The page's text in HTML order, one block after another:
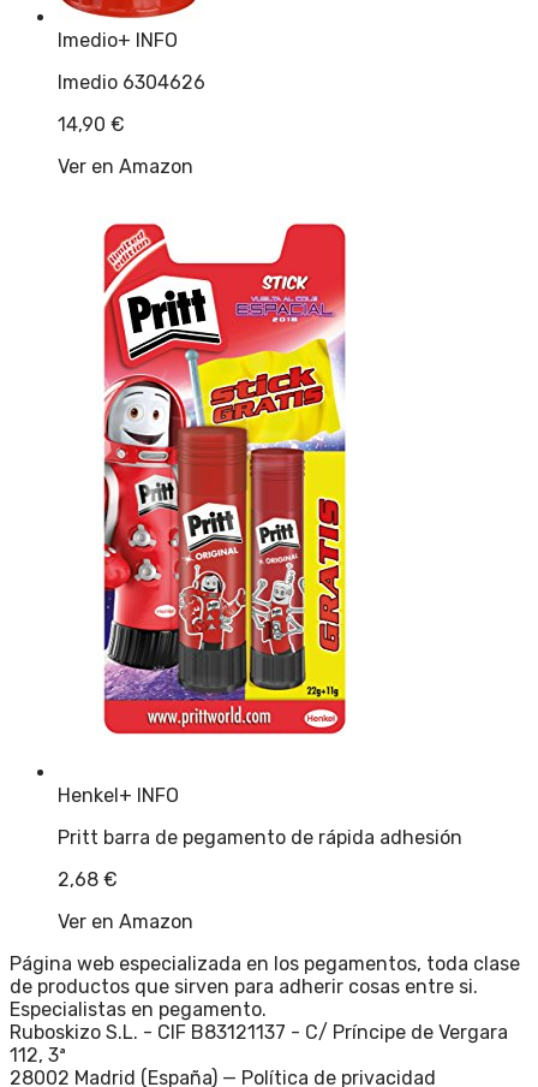
Imedio+ INFO
Imedio 6304626
14,90 €
Ver en Amazon
Henkel+ INFO
Pritt barra de pegamento de rápida adhesión
2,68 €
Ver en Amazon
Página web especializada en los pegamentos, toda clase
de productos que sirven para adherir cosas entre si.
Especialistas en pegamento.
Ruboskizo S.L. - CIF B83121137 - C/ Príncipe de Vergara
112, 3ª
28002 Madrid (España) — Política de privacidad